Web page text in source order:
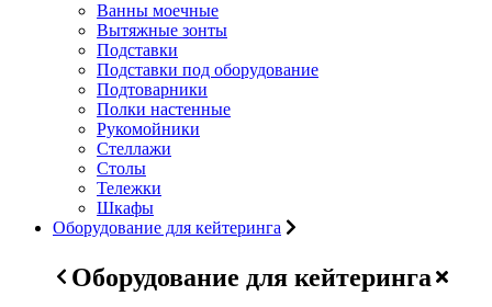
Ванны моечные
Вытяжные зонты
Подставки
Подставки под оборудование
Подтоварники
Полки настенные
Рукомойники
Стеллажи
Столы
Тележки
Шкафы
Оборудование для кейтеринга
Оборудование для кейтеринга